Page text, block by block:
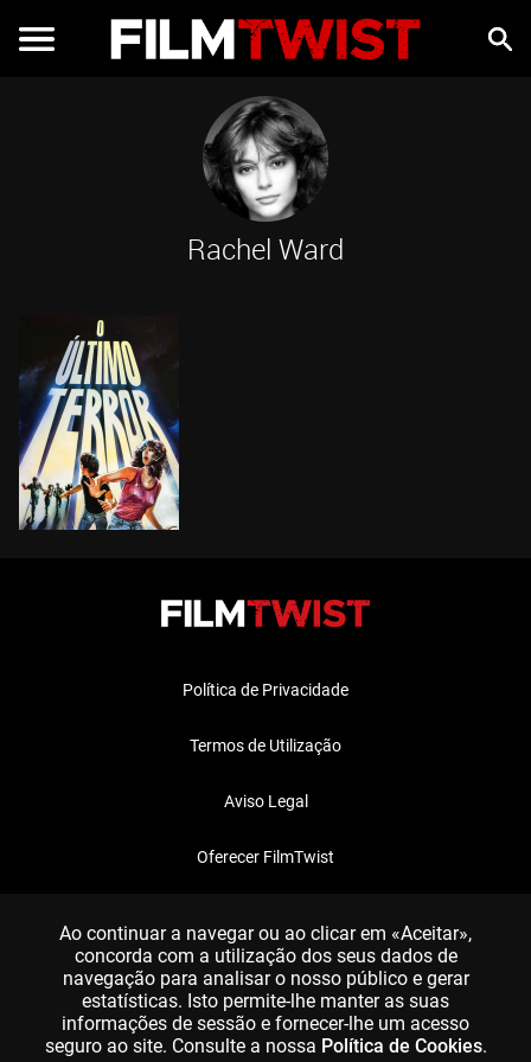
Rachel Ward
Política de Privacidade
Termos de Utilização
Aviso Legal
Oferecer FilmTwist
Ao continuar a navegar ou ao clicar em «Aceitar»,
concorda com a utilização dos seus dados de
navegação para analisar o nosso público e gerar
estatísticas. Isto permite-lhe manter as suas
informações de sessão e fornecer-lhe um acesso
seguro ao site. Consulte a nossa Política de Cookies.